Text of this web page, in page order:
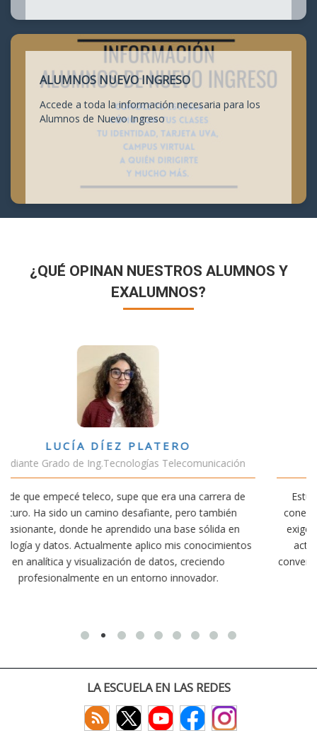
ALUMNOS NUEVO INGRESO
Accede a toda la información necesaria para los
Alumnos de Nuevo Ingreso
¿QUÉ OPINAN NUESTROS ALUMNOS Y
EXALUMNOS?
de
VÍCTOR SÁNCHEZ VALENCIA
Estudiante Doble Grado Teleco-ADE
Estudiar teleco me ha permitido comprender cómo la
conectividad afecta nuestra vida diaria. Aunque la
exige esfuerzo, he dedicado parte de mi tiempo a otras
actividades como el salvamento y socorrismo. Estoy
convencido de que elegir teleco ha sido una de las
decisiones que he tomado.
LA ESCUELA EN LAS REDES